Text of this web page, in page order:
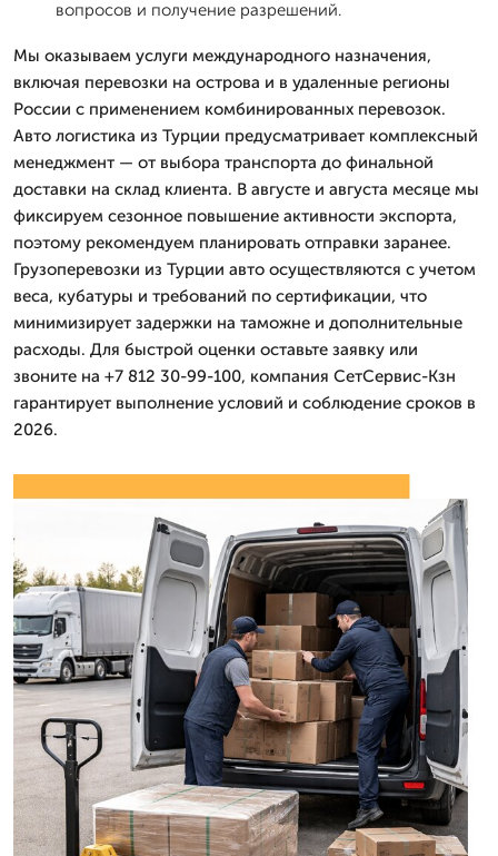
вопросов и получение разрешений.
Мы оказываем услуги международного назначения,
включая перевозки на острова и в удаленные регионы
России с применением комбинированных перевозок.
Авто логистика из Турции предусматривает комплексный
менеджмент — от выбора транспорта до финальной
доставки на склад клиента. В августе и августа месяце мы
фиксируем сезонное повышение активности экспорта,
поэтому рекомендуем планировать отправки заранее.
Грузоперевозки из Турции авто осуществляются с учетом
веса, кубатуры и требований по сертификации, что
минимизирует задержки на таможне и дополнительные
расходы. Для быстрой оценки оставьте заявку или
звоните на +7 812 30-99-100, компания СетСервис-Кзн
гарантирует выполнение условий и соблюдение сроков в
2026.